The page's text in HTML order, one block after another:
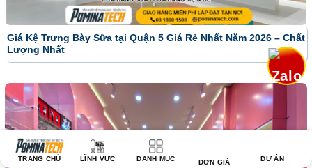
Giá Kệ Trưng Bày Sữa tại Quận 5 Giá Rẻ Nhất Năm 2026 – Chất
Lượng Nhất
TRANG CHỦ LĨNH VỰC DANH MỤC ĐƠN GIÁ DỰ ÁN